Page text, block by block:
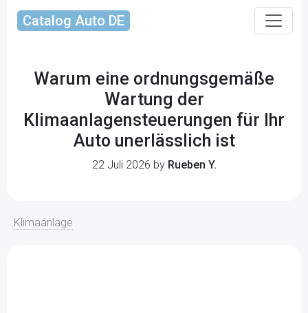
Catalog Auto DE
Warum eine ordnungsgemäße
Wartung der
Klimaanlagensteuerungen für Ihr
Auto unerlässlich ist
22 Juli 2026 by Rueben Y.
Klimaanlage